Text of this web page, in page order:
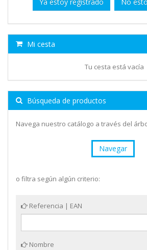
Ya estoy registrado No
Mi cesta
Tu cesta está vacía
Búsqueda de productos
Navega nuestro catálogo a través del
Navegar
o filtra según algún criterio:
Referencia | EAN
Nombre